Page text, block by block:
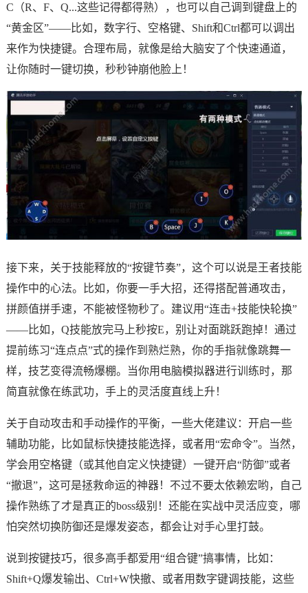
C（R、F、Q...这些记得都得熟），也可以自己调到键盘上的
“黄金区”——比如，数字行、空格键、Shift和Ctrl都可以调出
来作为快捷键。合理布局，就像是给大脑安了个快速通道，
让你随时一键切换，秒秒钟崩他脸上！
接下来，关于技能释放的“按键节奏”，这个可以说是王者技能
操作中的心法。比如，你要一手大招，还得搭配普通攻击，
拼颜值拼手速，不能被怪物秒了。建议用“连击+技能快轮换”
——比如，Q技能放完马上秒按E，别让对面跳跃跑掉！通过
提前练习“连点点”式的操作到熟烂熟，你的手指就像跳舞一
样，技艺变得流畅爆棚。当你用电脑模拟器进行训练时，那
简直就像在练武功，手上的灵活度直线上升！
关于自动攻击和手动操作的平衡，一些大佬建议：开启一些
辅助功能，比如鼠标快捷技能选择，或者用“宏命令”。当然，
学会用空格键（或其他自定义快捷键）一键开启“防御”或者
“撤退”，这可是拯救命运的神器！不过不要太依赖宏哟，自己
操作熟练了才是真正的boss级别！还能在实战中灵活应变，哪
怕突然切换防御还是爆发姿态，都会让对手心里打鼓。
说到按键技巧，很多高手都爱用“组合键”搞事情，比如：
Shift+Q爆发输出、Ctrl+W快撤、或者用数字键调技能，这些